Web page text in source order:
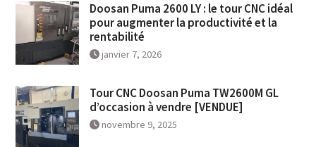
Doosan Puma 2600 LY : le tour CNC idéal
pour augmenter la productivité et la
rentabilité
janvier 7, 2026
Tour CNC Doosan Puma TW2600M GL
d’occasion à vendre [VENDUE]
novembre 9, 2025